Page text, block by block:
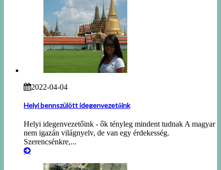
2022-04-04
Helyi bennszülött idegenvezetőink
Helyi idegenvezetőink - ők tényleg mindent tudnak A magyar
nem igazán világnyelv, de van egy érdekesség.
Szerencsénkre,...